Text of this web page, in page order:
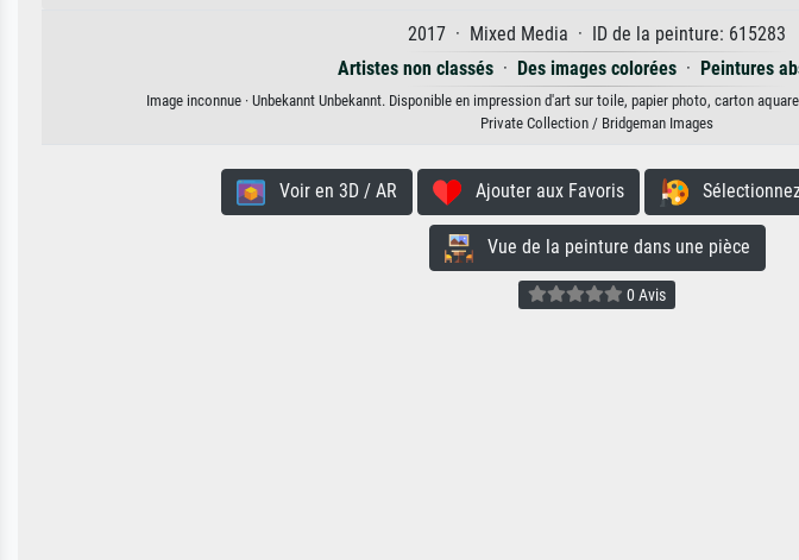
2017 · Mixed Media · ID de la peinture: 615283
Artistes non classés · Des images colorées · Peintures
Image inconnue · Unbekannt Unbekannt. Disponible en impression d'art sur toile, papier photo, carton
Private Collection / Bridgeman Images
Voir en 3D / AR Ajouter aux Favoris
Vue de la peinture dans une pièce
0 Avis